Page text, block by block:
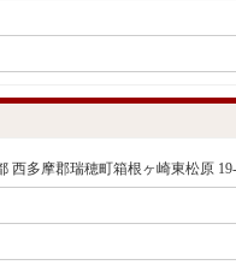
西多摩郡瑞穂町箱根ヶ崎東松原